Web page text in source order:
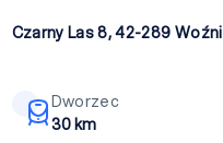
Czarny Las 8, 42-289
Dworzec
30 km